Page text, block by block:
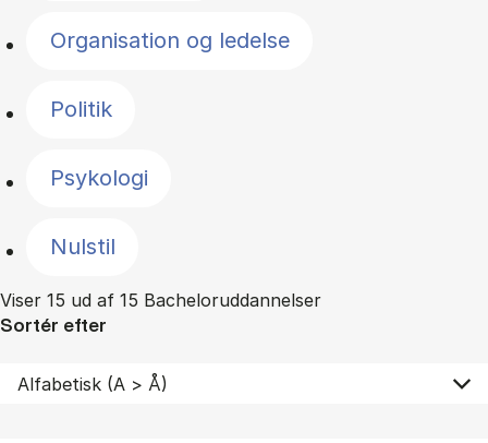
Organisation og ledelse
Politik
Psykologi
Nulstil
Viser 15 ud af 15 Bacheloruddannelser
Sortér efter